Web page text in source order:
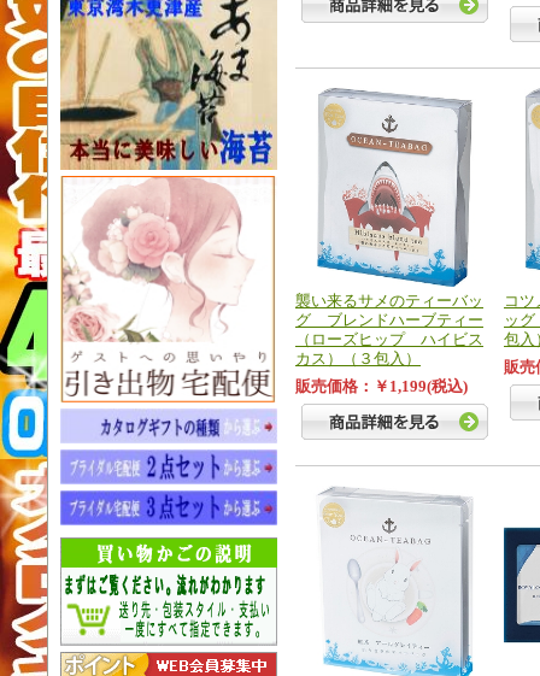
襲い来るサメのティーバッ
グ ブレンドハーブティー
（ローズヒップ ハイビス
カス）（３包入）
販売価格：￥1,199(税込)
コ
ッ
包入
販売